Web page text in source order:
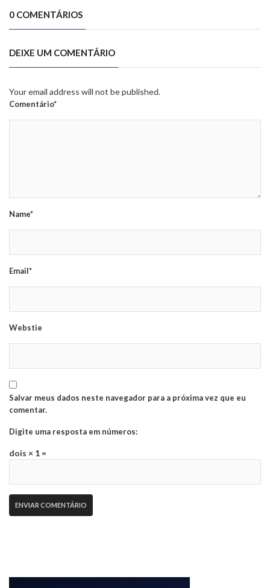
0 COMENTÁRIOS
DEIXE UM COMENTÁRIO
Your email address will not be published.
Comentário*
Name*
Email*
Webstie
Salvar meus dados neste navegador para a próxima vez que eu
comentar.
Digite uma resposta em números:
dois × 1 =